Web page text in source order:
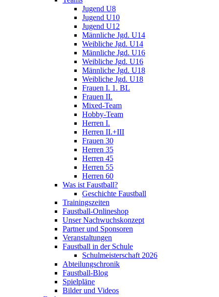
Jugend U8
Jugend U10
Jugend U12
Männliche Jgd. U14
Weibliche Jgd. U14
Männliche Jgd. U16
Weibliche Jgd. U16
Männliche Jgd. U18
Weibliche Jgd. U18
Frauen I. 1. BL
Frauen II.
Mixed-Team
Hobby-Team
Herren I.
Herren II.+III
Frauen 30
Herren 35
Herren 45
Herren 55
Herren 60
Was ist Faustball?
Geschichte Faustball
Trainingszeiten
Faustball-Onlineshop
Unser Nachwuchskonzept
Partner und Sponsoren
Veranstaltungen
Faustball in der Schule
Schulmeisterschaft 2026
Abteilungschronik
Faustball-Blog
Spielpläne
Bilder und Videos